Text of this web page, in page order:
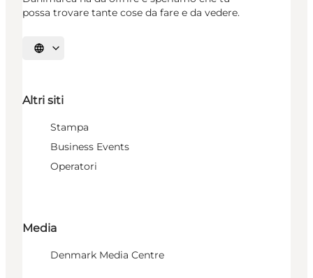
possa trovare tante cose da fare e da vedere.
Seleziona la lingua
Altri siti
Stampa
Business Events
Operatori
Media
Denmark Media Centre